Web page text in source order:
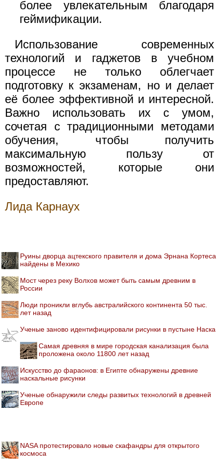
более увлекательным благодаря
геймификации.
Использование современных
технологий и гаджетов в учебном
процессе не только облегчает
подготовку к экзаменам, но и делает
её более эффективной и интересной.
Важно использовать их с умом,
сочетая с традиционными методами
обучения, чтобы получить
максимальную пользу от
возможностей, которые они
предоставляют.
Лида Карнаух
Руины дворца ацтекского правителя и дома Эрнана Кортеса
найдены в Мехико
Мост через реку Волхов может быть самым древним в
России
Люди проникли вглубь австралийского континента 50 тыс.
лет назад
Ученые заново идентифицировали рисунки в пустыне Наска
Самая древняя в мире городская канализация была
проложена около 11800 лет назад
Искусство до фараонов: в Египте обнаружены древние
наскальные рисунки
Ученые обнаружили следы развитых технологий в древней
Европе
NASA протестировало новые скафандры для открытого
космоса